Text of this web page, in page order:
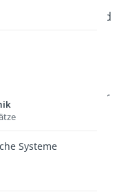
und
aussehen. Mit der
Diese lautet:
Systeme